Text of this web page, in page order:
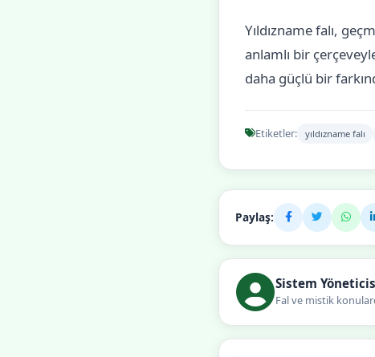
Yıldızname falı,
anlamlı bir
daha güçlü bir
Etiketler: yıldızname falı
Paylaş:
Sistem
Fal ve mistik